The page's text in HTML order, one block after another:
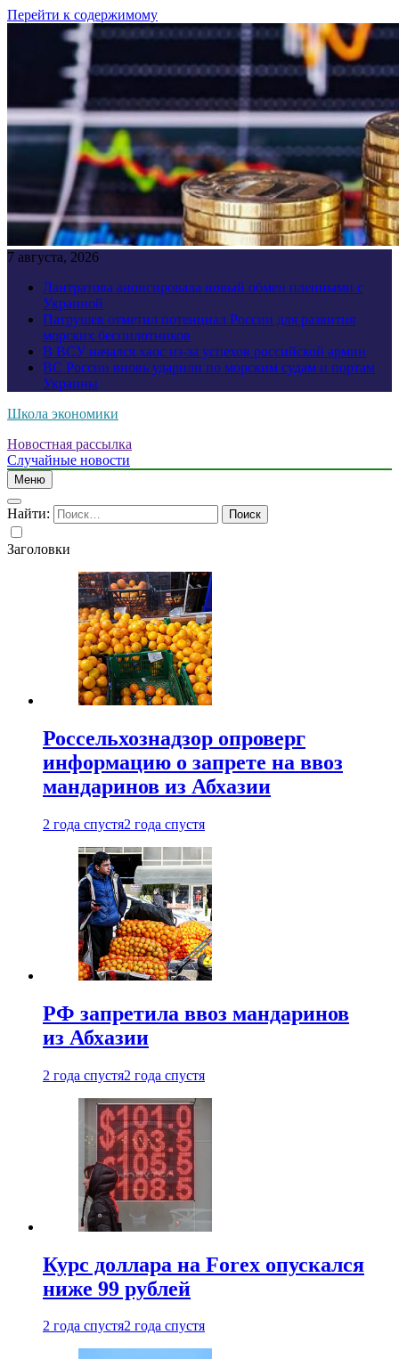
Перейти к содержимому
7 августа, 2026
Лантратова анонсировала новый обмен пленными с
Украиной
Патрушев отметил потенциал России для развития
морских беспилотников
В ВСУ начался хаос из-за успехов российской армии
ВС России вновь ударили по морским судам и портам
Украины
Школа экономики
Новостная рассылка
Случайные новости
Меню
Найти:
Заголовки
Россельхознадзор опроверг
информацию о запрете на ввоз
мандаринов из Абхазии
2 года спустя2 года спустя
РФ запретила ввоз мандаринов
из Абхазии
2 года спустя2 года спустя
Курс доллара на Forex опускался
ниже 99 рублей
2 года спустя2 года спустя